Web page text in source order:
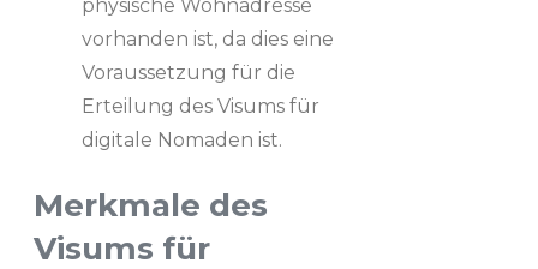
physische Wohnadresse
vorhanden ist, da dies eine
Voraussetzung für die
Erteilung des Visums für
digitale Nomaden ist.
Merkmale des
Visums für